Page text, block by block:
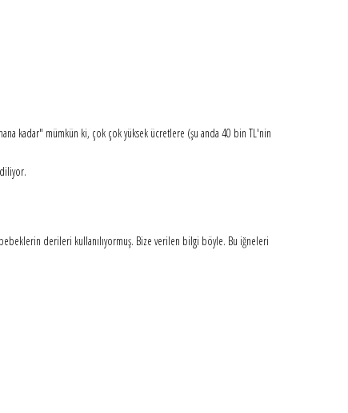
kadar" mümkün ki, çok çok yüksek ücretlere (şu anda 40 bin TL'nin
derileri kullanılıyormuş. Bize verilen bilgi böyle. Bu iğneleri